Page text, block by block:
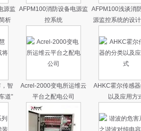
源监
析
AFPM100消防设备电源监
控系统
AFPM100浅谈消
源监控系统的设
智
道”
Acrel-2000变电所运维云
平台之配电公司
AHKC霍尔传感
以及应用方